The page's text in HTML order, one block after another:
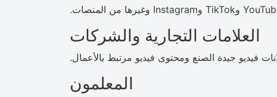
العلامات التجارية والشركات
فيديو جيدة الصنع ومحتوى فيديو مرتبط بالأعمال.
المعلمون